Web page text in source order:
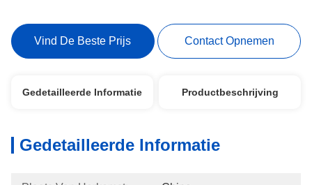
Vind De Beste Prijs Contact Opnemen
Gedetailleerde Informatie Productbeschrijving
Gedetailleerde Informatie